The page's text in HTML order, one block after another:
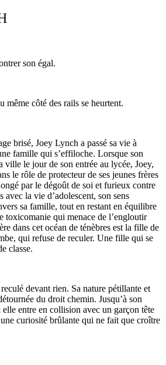
son égal.
même côté des rails se heurtent.
brisé, Joey Lynch a passé sa vie à
famille qui s’effiloche. Lorsque son
ville le jour de son entrée au lycée, Joey,
le rôle de protecteur de ses jeunes frères
par le dégoût de soi et furieux contre
avec la vie d’adolescent, son sens
sa famille, tout en restant en équilibre
toxicomanie qui menace de l’engloutir
dans cet océan de ténèbres est la fille de
qui refuse de reculer. Une fille qui se
classe.
devant rien. Sa nature pétillante et
du droit chemin. Jusqu’à son
entre en collision avec un garçon tête
curiosité brûlante qui ne fait que croître